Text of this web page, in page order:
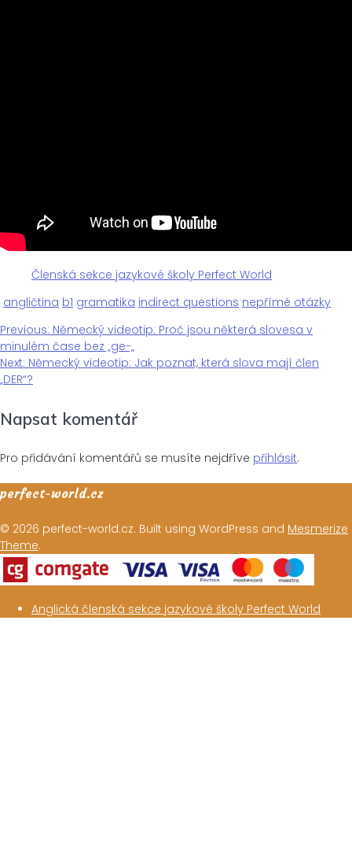
Členská sekce jazykové školy Perfect World
angličtina b1 gramatika indirect questions nepřímé otázky
Navigace
pro
příspěvek
Previous: Previous
post:
Německý videotip: Proč jsou některá slovesa v
minulém čase bez „ge-„
Next: Next
post:
Německý videotip: Jak poznat, která slova mají člen
„DER“?
Napsat komentář
Pro přidávání komentářů se musíte nejdříve přihlásit.
perfect-world.cz
© 2026 perfect-world.cz. Built using WordPress and Mesmerize
Theme.
Anglická členská sekce jazykové školy Perfect World